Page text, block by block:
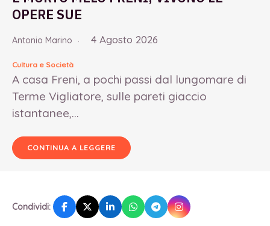
OPERE SUE
Antonio Marino 4 Agosto 2026
Cultura e Società
A casa Freni, a pochi passi dal lungomare di
Terme Vigliatore, sulle pareti giaccio
istantanee,...
CONTINUA A LEGGERE
Condividi: